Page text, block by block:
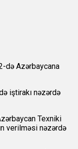
də Azərbaycana
iştirakı nəzərdə
Texniki
verilməsi nəzərdə